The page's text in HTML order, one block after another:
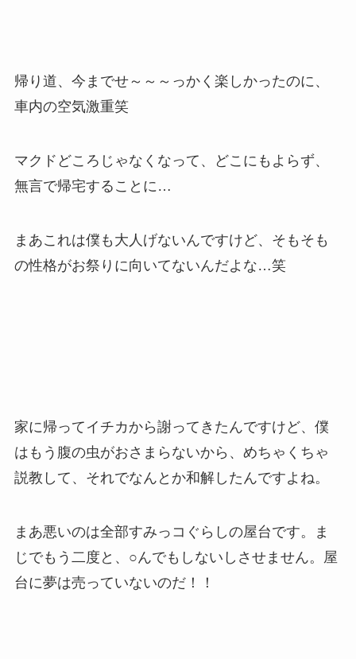
帰り道、今までせ～～～っかく楽しかったのに、
車内の空気激重笑
マクドどころじゃなくなって、どこにもよらず、
無言で帰宅することに…
まあこれは僕も大人げないんですけど、そもそも
の性格がお祭りに向いてないんだよな…笑
家に帰ってイチカから謝ってきたんですけど、僕
はもう腹の虫がおさまらないから、めちゃくちゃ
説教して、それでなんとか和解したんですよね。
まあ悪いのは全部すみっコぐらしの屋台です。ま
じでもう二度と、○んでもしないしさせません。屋
台に夢は売っていないのだ！！